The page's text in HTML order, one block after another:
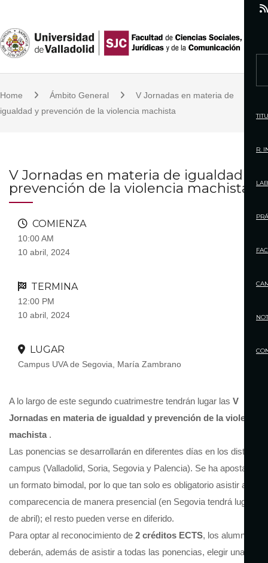
i
t
o
c
Home Ámbito General
V Jornadas en materia de
igualdad y prevención de la violencia machista
V Jornadas en materia de igualdad y
prevención de la violencia machista
COMIENZA
10:00 AM
10 abril, 2024
TERMINA
12:00 PM
10 abril, 2024
LUGAR
Campus UVA de Segovia, María Zambrano
A lo largo de este segundo cuatrimestre tendrán lugar las V
Jornadas en materia de igualdad y prevención de la violencia
machista .
Las ponencias se desarrollarán en diferentes días en los distintos
campus (Valladolid, Soria, Segovia y Palencia). Se ha apostado
un formato bimodal, por lo que tan solo es obligatorio asistir a una
comparecencia de manera presencial (en Segovia tendrá lugar el
de abril); el resto pueden verse en diferido.
Para optar al reconocimiento de 2 créditos ECTS, los alumnos
deberán, además de asistir a todas las ponencias, elegir una de
r
h
o
:
R.